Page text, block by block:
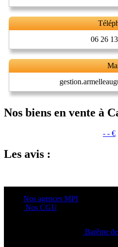
06 26
Nos biens en vente à
- - €
Les avis :
Nos agences MPI
Nos CGU
Barême